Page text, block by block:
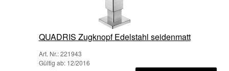
QUADRIS Zugknopf Edelstahl seidenmatt
Art. Nr.: 221943
Gültig ab: 12/2016